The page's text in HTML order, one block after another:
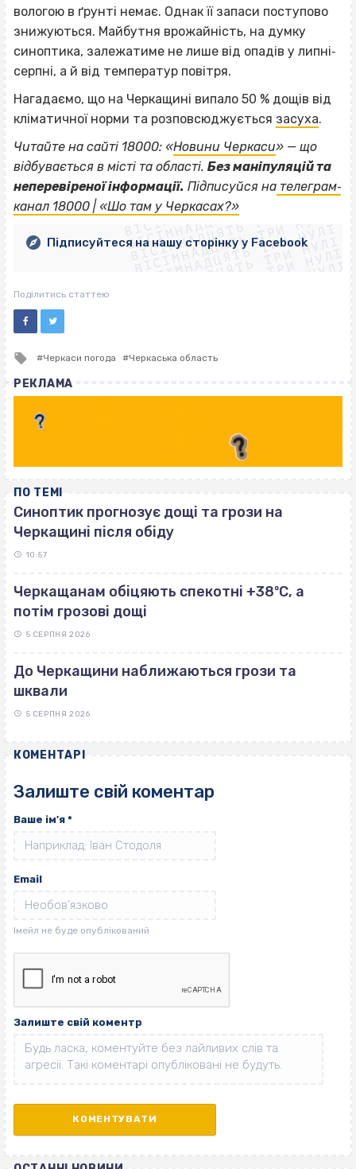
вологою в ґрунті немає. Однак її запаси поступово
знижуються. Майбутня врожайність, на думку
синоптика, залежатиме не лише від опадів у липні‐
серпні, а й від температур повітря.
Нагадаємо, що на Черкащині випало 50 % дощів від
кліматичної норми та розповсюджується засуха.
Читайте на сайті 18000: «Новини Черкаси» — що
відбувається в місті та області. Без маніпуляцій та
неперевіреної інформації. Підписуйся на телеграм‐
канал 18000 | «Шо там у Черкасах?»
ВІСІМНАДЦЯТЬ ТРИ НУЛІ
ВІСІМНАДЦЯТЬ ТРИ НУЛІ
ВІСІМНАДЦЯТЬ ТРИ НУЛІ
ВІСІМНАДЦЯТЬ ТРИ НУЛІ
ВІСІМНАДЦЯТЬ ТРИ НУЛІ
ВІСІМНАДЦЯТЬ ТРИ НУЛІ
ВІСІМНАДЦЯТЬ ТРИ НУЛІ
ВІСІМНАДЦЯТЬ ТРИ НУЛІ
Підписуйтеся на нашу сторінку у Facebook
Поділитись статтею
Tagged
Черкаси погода Черкаська область
РЕКЛАМА
ПО ТЕМІ
Синоптик прогнозує дощі та грози на
Черкащині після обіду
10:57
Черкащанам обіцяють спекотні +38ºС, а
потім грозові дощі
5 СЕРПНЯ 2026
До Черкащини наближаються грози та
шквали
5 СЕРПНЯ 2026
КОМЕНТАРІ
Залиште свій коментар
Ваше ім'я *
Email
Залиште свій коментр